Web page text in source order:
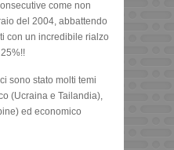
come non
del 2004, abbattendo
con un incredibile rialzo
sono stato molti temi
(Ucraina e Tailandia),
ed economico